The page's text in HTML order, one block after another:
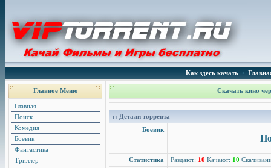
Как здесь качать•
Главное Меню
Главная
Поиск
Комедия
Боевик
Фантастика
Триллер
Скачать кино
:: Детали торрента
Боевик
Статистика Раздают: 10 Качают: 10